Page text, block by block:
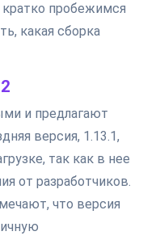
пробежимся
какая сборка
и предлагают
версия, 1.13.1,
так как в нее
от разработчиков.
что версия